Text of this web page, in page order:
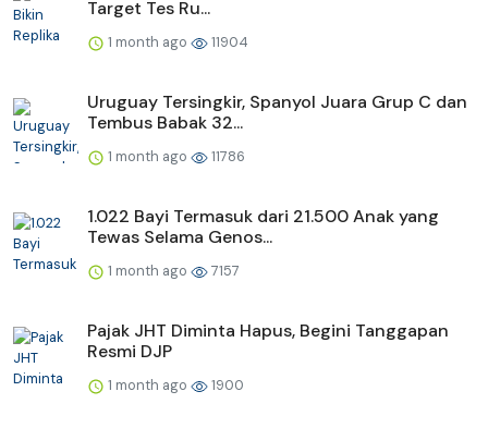
Target Tes Ru...
1 month ago 11904
Uruguay Tersingkir, Spanyol Juara Grup C dan
Tembus Babak 32...
1 month ago 11786
1.022 Bayi Termasuk dari 21.500 Anak yang
Tewas Selama Genos...
1 month ago 7157
Pajak JHT Diminta Hapus, Begini Tanggapan
Resmi DJP
1 month ago 1900